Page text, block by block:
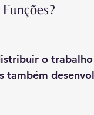
o
também